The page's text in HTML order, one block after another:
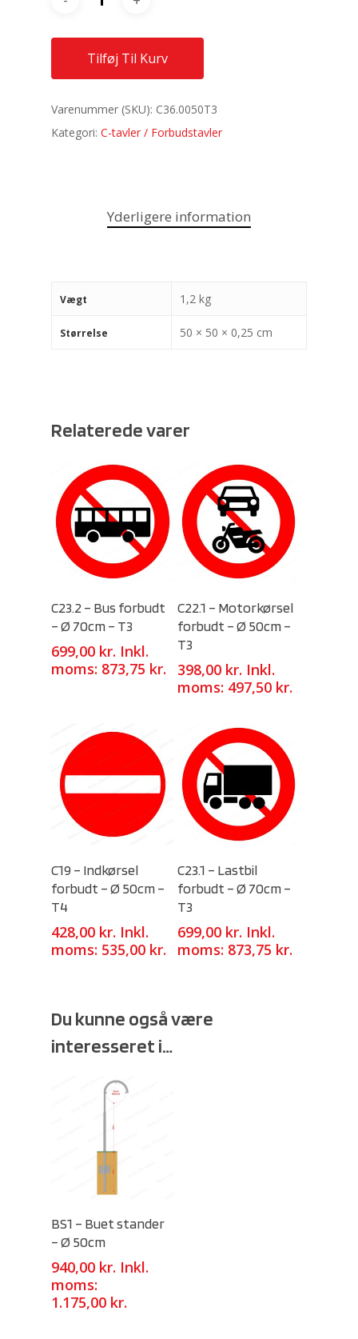
Tilføj Til Kurv
Varenummer (SKU): C36.0050T3
Kategori: C-tavler / Forbudstavler
Yderligere information
Vægt 1,2 kg
Størrelse 50 × 50 × 0,25 cm
Relaterede varer
C23.2 – Bus forbudt
– Ø 70cm – T3
699,00 kr. Inkl.
moms: 873,75 kr.
C22.1 – Motorkørsel
forbudt – Ø 50cm –
T3
398,00 kr. Inkl.
moms: 497,50 kr.
C19 – Indkørsel
forbudt – Ø 50cm –
T4
428,00 kr. Inkl.
moms: 535,00 kr.
C23.1 – Lastbil
forbudt – Ø 70cm –
T3
699,00 kr. Inkl.
moms: 873,75 kr.
Du kunne også være
interesseret i…
BS1 – Buet stander
– Ø 50cm
940,00 kr. Inkl.
moms:
1.175,00 kr.